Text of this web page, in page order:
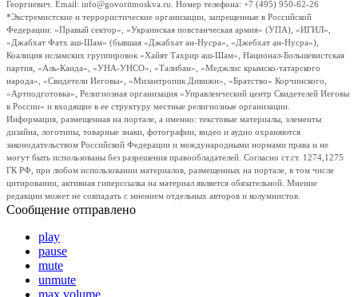
Георгиевич. Email: info@govoritmoskva.ru. Номер телефона: +7 (495) 950-62-26
*Экстремистские и террористические организации, запрещенные в Российской
Федерации: «Правый сектор», «Украинская повстанческая армия» (УПА), «ИГИЛ»,
«Джабхат Фатх аш-Шам» (бывшая «Джабхат ан-Нусра», «Джебхат ан-Нусра»),
Коалиция исламских группировок «Хайят Тахрир аш-Шам», Национал-Большевистская
партия, «Аль-Каида», «УНА-УНСО», «Талибан», «Меджлис крымско-татарского
народа», «Свидетели Иеговы», «Мизантропик Дивижн», «Братство» Корчинского,
«Артподготовка», Религиозная организация «Управленческий центр Свидетелей Иеговы
в России» и входящие в ее структуру местные религиозные организации.
Информация, размещенная на портале, а именно: текстовые материалы, элементы
дизайна, логотипы, товарные знаки, фотографии, видео и аудио охраняются
законодательством Российской Федерации и международными нормами права и не
могут быть использованы без разрешения правообладателей. Согласно ст.ст. 1274,1275
ГК РФ, при любом использовании материалов, размещенных на портале, в том числе
цитировании, активная гиперссылка на материал является обязательной. Мнение
редакции может не совпадать с мнением отдельных авторов и колумнистов.
Сообщение отправлено
play
pause
mute
unmute
max volume